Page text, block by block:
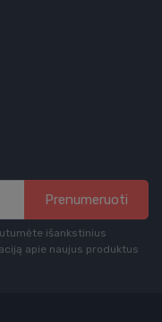
Prenumeruoti
išankstinius
apie naujus produktus